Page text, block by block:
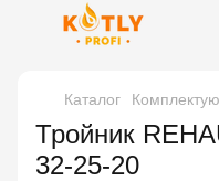
Каталог
Тройник
32-25-20